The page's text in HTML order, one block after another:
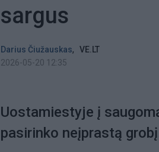
sargus
Darius Čiužauskas,
VE.LT
2026-05-20 12:35
Uostamiestyje į
pasirinko neįprastą